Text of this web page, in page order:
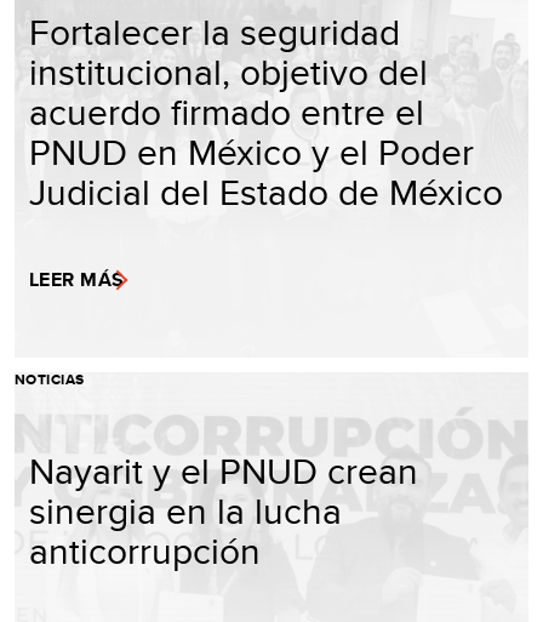
Fortalecer la seguridad
institucional, objetivo del
acuerdo firmado entre el
PNUD en México y el Poder
Judicial del Estado de México
LEER MÁS
NOTICIAS
Nayarit y el PNUD crean
sinergia en la lucha
anticorrupción